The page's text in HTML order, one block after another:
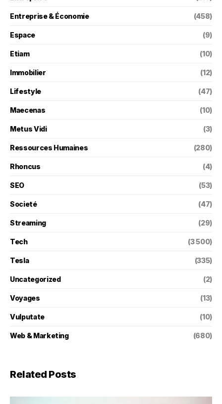
Entreprise & Économie (458)
Espace (9)
Etiam (10)
Immobilier (12)
Lifestyle (47)
Maecenas (10)
Metus Vidi (3)
Ressources Humaines (280)
Rhoncus (4)
SEO (53)
Societé (47)
Streaming (29)
Tech (3 500)
Tesla (335)
Uncategorized (2)
Voyages (13)
Vulputate (10)
Web & Marketing (680)
Related Posts